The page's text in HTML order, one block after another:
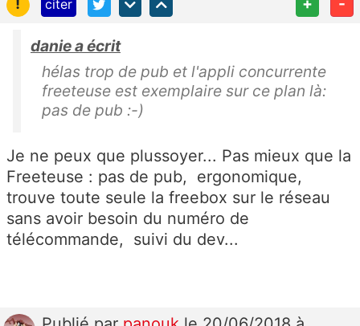
citer
danie a écrit
hélas trop de pub et l'appli concurrente
freeteuse est exemplaire sur ce plan là:
pas de pub :-)
Je ne peux que plussoyer... Pas mieux que la
Freeteuse : pas de pub, ergonomique,
trouve toute seule la freebox sur le réseau
sans avoir besoin du numéro de
télécommande, suivi du dev...